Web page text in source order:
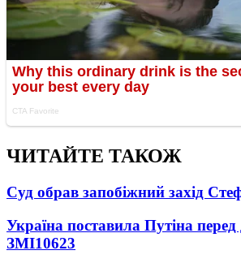
ЧИТАЙТЕ ТАКОЖ
Суд обрав запобіжний захід
Україна поставила Путіна
ЗМІ10623